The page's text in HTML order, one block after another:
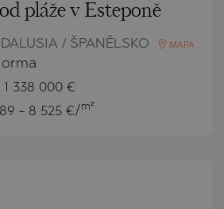
pláže v Esteponě
/ ŠPANĚLSKO MAPA
1 338 000 €
- 8 525 €/m²